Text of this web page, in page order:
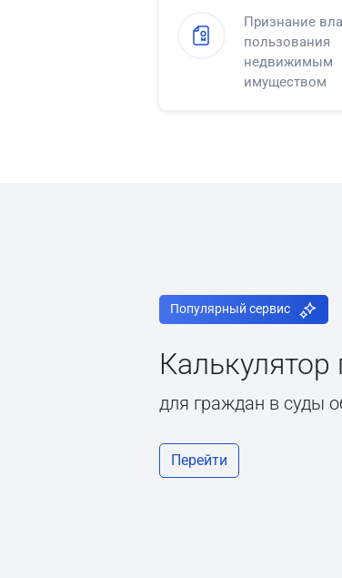
Признание
пользования
недвижимым
имуществом
Популярный сервис
для граждан в суды
Перейти